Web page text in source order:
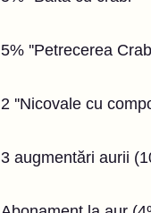
5% ''Petrecerea
2 ''Nicovale cu
3 augmentări aurii